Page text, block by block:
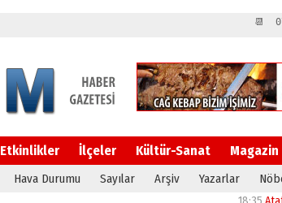
📆
Etkinlikler İlçeler Kültür-Sanat Magazin
Hava Durumu Sayılar Arşiv Yazarlar